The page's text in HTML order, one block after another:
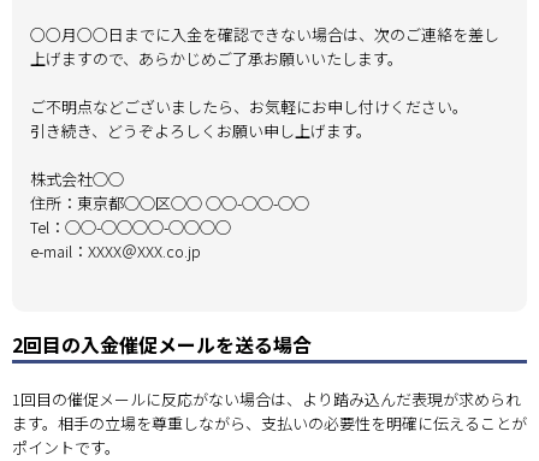
○○月○○日までに入金を確認できない場合は、次のご連絡を差し
上げますので、あらかじめご了承お願いいたします。
ご不明点などございましたら、お気軽にお申し付けください。
引き続き、どうぞよろしくお願い申し上げます。
株式会社◯◯
住所：東京都◯◯区◯◯ ◯◯-◯◯-◯◯
Tel：◯◯-◯◯◯◯-◯◯◯◯
e-mail：XXXX＠XXX.co.jp
2回目の入金催促メールを送る場合
1回目の催促メールに反応がない場合は、より踏み込んだ表現が求められ
ます。相手の立場を尊重しながら、支払いの必要性を明確に伝えることが
ポイントです。